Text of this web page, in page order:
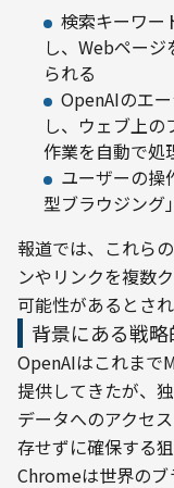
検索キーワー
し、Webペー
られる
OpenAIのエ
し、ウェブ上
作業を自動で処
ユーザーの操
型ブラウジング
報道では、これら
ンやリンクを複数
可能性があるとされ
背景にある戦
OpenAIはこれまで
提供してきたが、
データへのアクセ
存せずに確保する
Chromeは世界のブ